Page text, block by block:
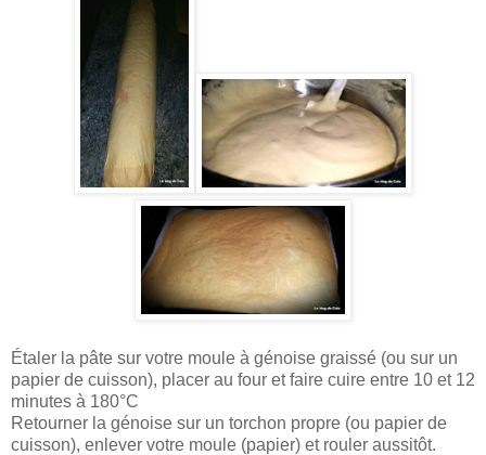
Étaler la pâte sur votre moule à génoise graissé (ou sur un
papier de cuisson), placer au four et faire cuire entre 10 et 12
minutes à 180°C
Retourner la génoise sur un torchon propre (ou papier de
cuisson), enlever votre moule (papier) et rouler aussitôt.